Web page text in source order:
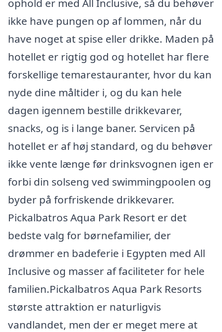
ophold er med All Inclusive, så du behøver
ikke have pungen op af lommen, når du
have noget at spise eller drikke. Maden på
hotellet er rigtig god og hotellet har flere
forskellige temarestauranter, hvor du kan
nyde dine måltider i, og du kan hele
dagen igennem bestille drikkevarer,
snacks, og is i lange baner. Servicen på
hotellet er af høj standard, og du behøver
ikke vente længe før drinksvognen igen er
forbi din solseng ved swimmingpoolen og
byder på forfriskende drikkevarer.
Pickalbatros Aqua Park Resort er det
bedste valg for børnefamilier, der
drømmer en badeferie i Egypten med All
Inclusive og masser af faciliteter for hele
familien.Pickalbatros Aqua Park Resorts
største attraktion er naturligvis
vandlandet, men der er meget mere at